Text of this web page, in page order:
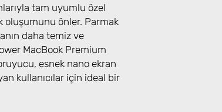
tam uyumlu özel
oluşumunu önler. Parmak
daha temiz ve
MacBook Premium
esnek nano ekran
kullanıcılar için ideal bir